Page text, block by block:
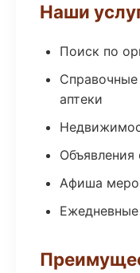
Наши
Поиск по
аптеки
Объявления
Афиша